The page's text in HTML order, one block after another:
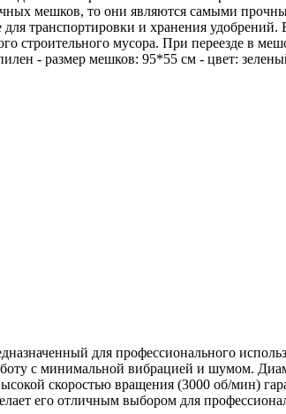
мешков, то они являются самыми
транспортировки и хранения
строительного мусора. При переезде в
- размер мешков: 95*55 см - цвет:
для профессионального
с минимальной вибрацией и шумом.
скоростью вращения (3000 об/мин)
его отличным выбором для